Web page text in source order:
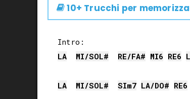
10+ Trucchi per
LA
MI/SOL# RE/FA# MI6 RE6
LA MI/SOL# SIm7 LA/DO# RE6